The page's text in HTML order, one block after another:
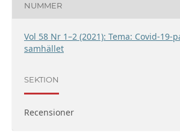
NUMMER
Vol 58 Nr 1–2 (2021): Tema: Covid-19-
samhället
SEKTION
Recensioner